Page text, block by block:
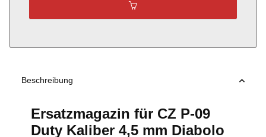
Beschreibung
Ersatzmagazin für CZ P-09
Duty Kaliber 4,5 mm Diabolo